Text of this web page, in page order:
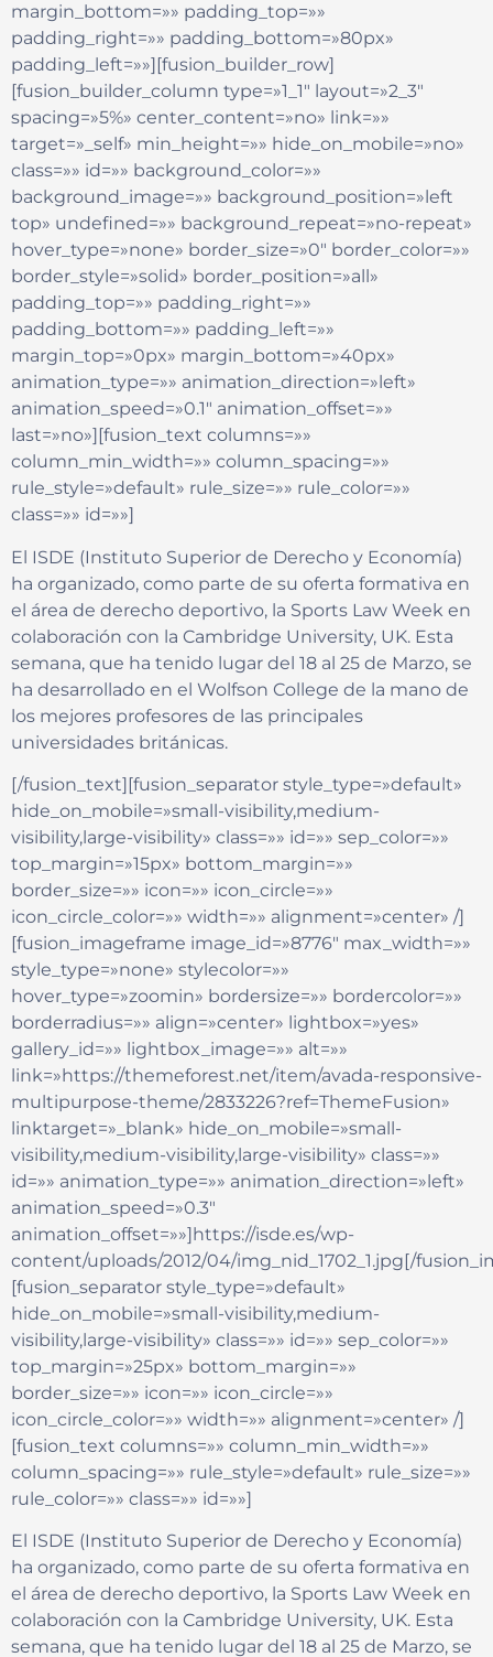
margin_bottom=»» padding_top=»»
padding_right=»» padding_bottom=»80px»
padding_left=»»][fusion_builder_row]
[fusion_builder_column type=»1_1″ layout=»2_3″
spacing=»5%» center_content=»no» link=»»
target=»_self» min_height=»» hide_on_mobile=»no»
class=»» id=»» background_color=»»
background_image=»» background_position=»left
top» undefined=»» background_repeat=»no-repeat»
hover_type=»none» border_size=»0″ border_color=»»
border_style=»solid» border_position=»all»
padding_top=»» padding_right=»»
padding_bottom=»» padding_left=»»
margin_top=»0px» margin_bottom=»40px»
animation_type=»» animation_direction=»left»
animation_speed=»0.1″ animation_offset=»»
last=»no»][fusion_text columns=»»
column_min_width=»» column_spacing=»»
rule_style=»default» rule_size=»» rule_color=»»
class=»» id=»»]
El ISDE (Instituto Superior de Derecho y Economía)
ha organizado, como parte de su oferta formativa en
el área de derecho deportivo, la Sports Law Week en
colaboración con la Cambridge University, UK. Esta
semana, que ha tenido lugar del 18 al 25 de Marzo, se
ha desarrollado en el Wolfson College de la mano de
los mejores profesores de las principales
universidades británicas.
[/fusion_text][fusion_separator style_type=»default»
hide_on_mobile=»small-visibility,medium-
visibility,large-visibility» class=»» id=»» sep_color=»»
top_margin=»15px» bottom_margin=»»
border_size=»» icon=»» icon_circle=»»
icon_circle_color=»» width=»» alignment=»center» /]
[fusion_imageframe image_id=»8776″ max_width=»»
style_type=»none» stylecolor=»»
hover_type=»zoomin» bordersize=»» bordercolor=»»
borderradius=»» align=»center» lightbox=»yes»
gallery_id=»» lightbox_image=»» alt=»»
link=»https://themeforest.net/item/avada-responsive-
multipurpose-theme/2833226?ref=ThemeFusion»
linktarget=»_blank» hide_on_mobile=»small-
visibility,medium-visibility,large-visibility» class=»»
id=»» animation_type=»» animation_direction=»left»
animation_speed=»0.3″
animation_offset=»»]https://isde.es/wp-
content/uploads/2012/04/img_nid_1702_1.jpg[/
[fusion_separator style_type=»default»
hide_on_mobile=»small-visibility,medium-
visibility,large-visibility» class=»» id=»» sep_color=»»
top_margin=»25px» bottom_margin=»»
border_size=»» icon=»» icon_circle=»»
icon_circle_color=»» width=»» alignment=»center» /]
[fusion_text columns=»» column_min_width=»»
column_spacing=»» rule_style=»default» rule_size=»»
rule_color=»» class=»» id=»»]
El ISDE (Instituto Superior de Derecho y Economía)
ha organizado, como parte de su oferta formativa en
el área de derecho deportivo, la Sports Law Week en
colaboración con la Cambridge University, UK. Esta
semana, que ha tenido lugar del 18 al 25 de Marzo, se